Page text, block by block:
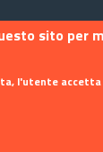
sito per
l'utente